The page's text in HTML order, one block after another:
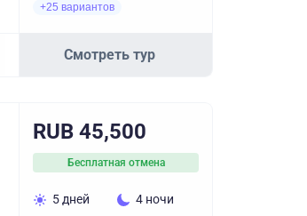
+25 вариантов
Смотреть тур
RUB 45,500
Бесплатная отмена
5 дней 4 ночи